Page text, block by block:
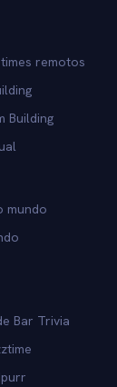
remotos
Building
mundo
Bar Trivia